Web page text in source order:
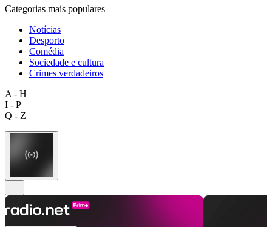
Categorias mais populares
Notícias
Desporto
Comédia
Sociedade e cultura
Crimes verdadeiros
A - H
I - P
Q - Z